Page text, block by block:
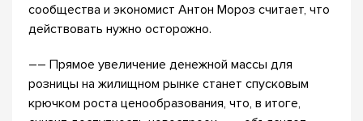
сообщества и экономист Антон Мороз считает, что
действовать нужно осторожно.
–– Прямое увеличение денежной массы для
розницы на жилищном рынке станет спусковым
крючком роста ценообразования, что, в итоге,